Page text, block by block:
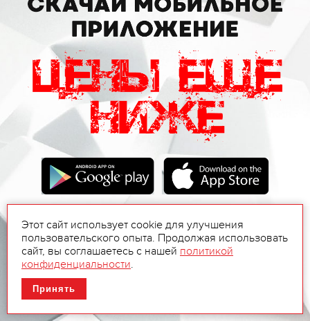
Этот сайт использует cookie для улучшения
пользовательского опыта. Продолжая использовать
сайт, вы соглашаетесь с нашей политикой
конфиденциальности.
Принять